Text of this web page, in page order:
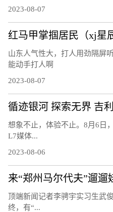
2023-08-07
山东人气性大，打人用劲隔屏
能动手打人啊
2023-08-07
想象不止，体验不止。8月6日
L7媒体...
2023-08-06
来“郑州马尔代夫”遛遛
顶端新闻记者李骋宇实习生武
终，有“...